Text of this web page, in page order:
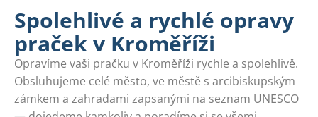
Spolehlivé a rychlé opravy
praček v Kroměříži
Opravíme vaši pračku v Kroměříži rychle a spolehlivě.
Obsluhujeme celé město, ve městě s arcibiskupským
zámkem a zahradami zapsanými na seznam UNESCO